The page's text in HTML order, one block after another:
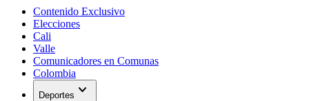
Contenido Exclusivo
Elecciones
Cali
Valle
Comunicadores en Comunas
Colombia
Deportes expand_more